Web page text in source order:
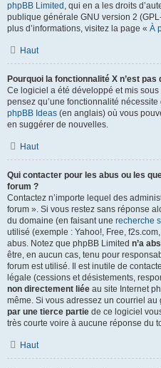
phpBB Limited , qui en a les droits
publique générale GNU version 2
plus d’informations, visitez la page « À
Haut
Pourquoi la fonctionnalité X n’est pas
Ce logiciel a été développé et mis
pensez qu’une fonctionnalité
phpBB Ideas (en anglais) où vous
en suggérer de nouvelles.
Haut
Qui contacter pour les abus ou les
forum ?
Contactez n’importe lequel des
forum ». Si vous restez sans réponse
du domaine (en faisant une recherche
utilisé (exemple : Yahoo!, Free,
abus. Notez que phpBB Limited n’a
être, en aucun cas, tenu pour
forum est utilisé. Il est inutile de
légale (cessions et désistements,
non directement liée au site Internet
même. Si vous adressez un courriel
par une tierce partie de ce logiciel
très courte voire à aucune réponse du
Haut